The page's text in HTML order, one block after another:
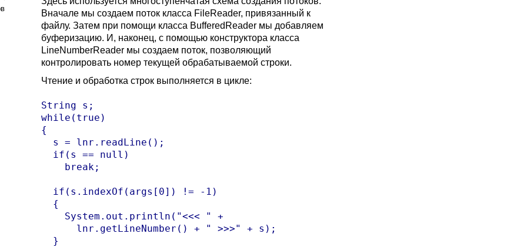
Вначале мы создаем поток класса FileReader, привязанный к
файлу. Затем при помощи класса BufferedReader мы добавляем
буферизацию. И, наконец, с помощью конструктора класса
LineNumberReader мы создаем поток, позволяющий
контролировать номер текущей обрабатываемой строки.
Чтение и обработка строк выполняется в цикле:
String s;
while(true)
{
  s = lnr.readLine();
  if(s == null)
    break;
  if(s.indexOf(args[0]) != -1)
  {
    System.out.println("<<< " +
      lnr.getLineNumber() + " >>>" + s);
  }